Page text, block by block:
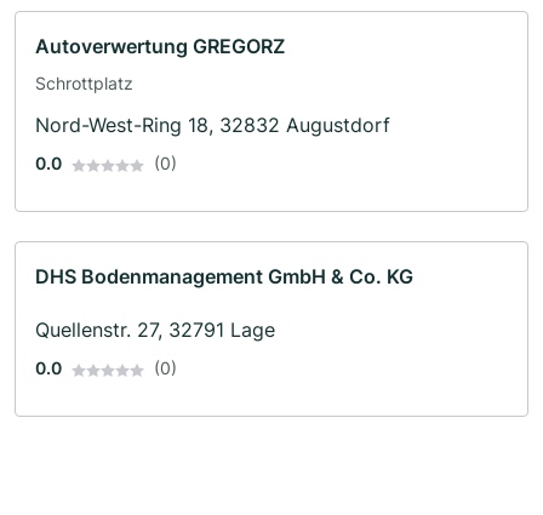
Autoverwertung GREGORZ
Schrottplatz
Nord-West-Ring 18, 32832 Augustdorf
0.0 (0)
DHS Bodenmanagement GmbH & Co. KG
Quellenstr. 27, 32791 Lage
0.0 (0)